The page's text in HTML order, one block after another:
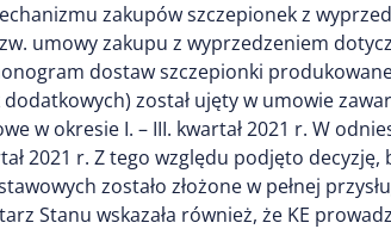
zakupów szczepionek z
umowy zakupu z wyprzedzeniem
dostaw szczepionki
został ujęty w umowie
w okresie I. – III. kwartał 2021 r. W
2021 r. Z tego względu podjęto
zostało złożone w pełnej
Stanu wskazała również, że KE